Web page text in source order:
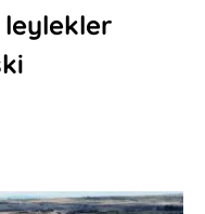
leylekler